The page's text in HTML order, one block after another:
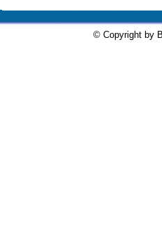
© Copyright by